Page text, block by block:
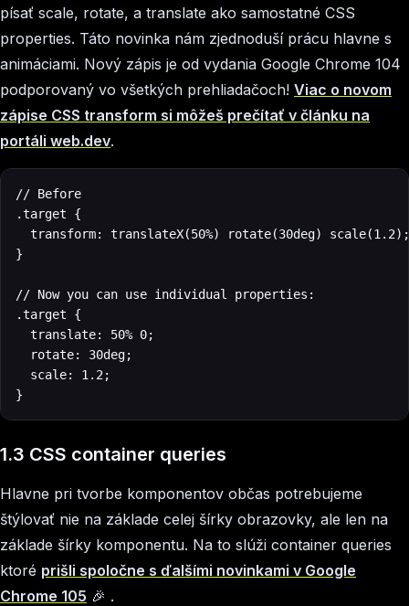
písať scale, rotate, a translate ako samostatné CSS
properties. Táto novinka nám zjednoduší prácu hlavne s
animáciami. Nový zápis je od vydania Google Chrome 104
podporovaný vo všetkých prehliadačoch! Viac o novom
zápise CSS transform si môžeš prečítať v článku na
portáli web.dev.
// Before
.target {
  transform: translateX(50%) rotate(30deg) scale(1.2);
}
// Now you can use individual properties:
.target {
  translate: 50% 0;
  rotate: 30deg;
  scale: 1.2;
}
1.3 CSS container queries
Hlavne pri tvorbe komponentov občas potrebujeme
štýlovať nie na základe celej šírky obrazovky, ale len na
základe šírky komponentu. Na to slúži container queries
ktoré prišli spoločne s ďalšími novinkami v Google
Chrome 105 🎉 .